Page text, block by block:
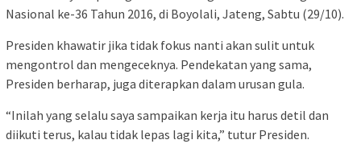
Nasional ke-36 Tahun 2016, di Boyolali, Jateng, Sabtu (29/10).
Presiden khawatir jika tidak fokus nanti akan sulit untuk
mengontrol dan mengeceknya. Pendekatan yang sama,
Presiden berharap, juga diterapkan dalam urusan gula.
“Inilah yang selalu saya sampaikan kerja itu harus detil dan
diikuti terus, kalau tidak lepas lagi kita,” tutur Presiden.